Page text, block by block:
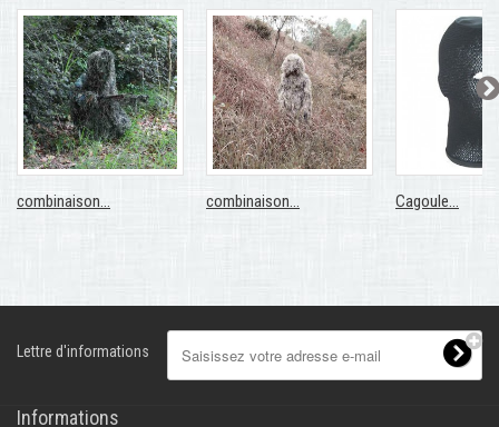
combinaison... combinaison... Cagoule...
Lettre d'informations
Informations